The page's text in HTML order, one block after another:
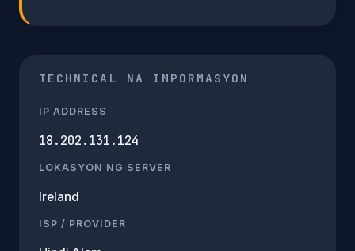
TECHNICAL NA IMPORMASYON
IP ADDRESS
18.202.131.124
LOKASYON NG SERVER
Ireland
ISP / PROVIDER